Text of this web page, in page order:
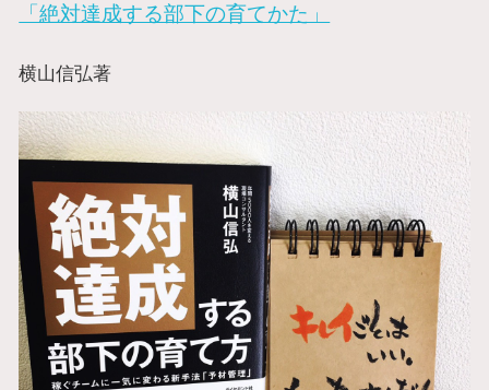
「絶対達成する部下の育てかた」
横山信弘著